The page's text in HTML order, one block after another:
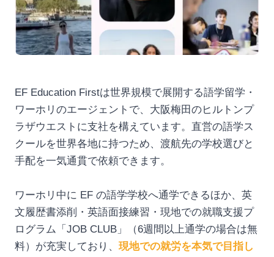
EF Education Firstは世界規模で展開する語学留学・
ワーホリのエージェントで、大阪梅田のヒルトンプ
ラザウエストに支社を構えています。直営の語学ス
クールを世界各地に持つため、渡航先の学校選びと
手配を一気通貫で依頼できます。
ワーホリ中に EF の語学学校へ通学できるほか、英
文履歴書添削・英語面接練習・現地での就職支援プ
ログラム「JOB CLUB」（6週間以上通学の場合は無
料）が充実しており、 現地での就労を本気で目指し